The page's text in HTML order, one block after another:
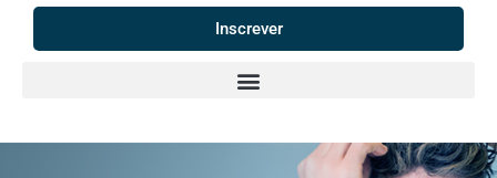
Inscrever